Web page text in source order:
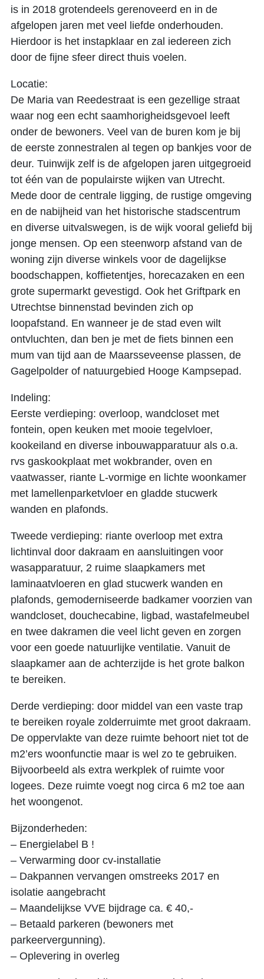
is in 2018 grotendeels gerenoveerd en in de
afgelopen jaren met veel liefde onderhouden.
Hierdoor is het instapklaar en zal iedereen zich
door de fijne sfeer direct thuis voelen.
Locatie:
De Maria van Reedestraat is een gezellige straat
waar nog een echt saamhorigheidsgevoel leeft
onder de bewoners. Veel van de buren kom je bij
de eerste zonnestralen al tegen op bankjes voor de
deur. Tuinwijk zelf is de afgelopen jaren uitgegroeid
tot één van de populairste wijken van Utrecht.
Mede door de centrale ligging, de rustige omgeving
en de nabijheid van het historische stadscentrum
en diverse uitvalswegen, is de wijk vooral geliefd bij
jonge mensen. Op een steenworp afstand van de
woning zijn diverse winkels voor de dagelijkse
boodschappen, koffietentjes, horecazaken en een
grote supermarkt gevestigd. Ook het Griftpark en
Utrechtse binnenstad bevinden zich op
loopafstand. En wanneer je de stad even wilt
ontvluchten, dan ben je met de fiets binnen een
mum van tijd aan de Maarsseveense plassen, de
Gagelpolder of natuurgebied Hooge Kampsepad.
Indeling:
Eerste verdieping: overloop, wandcloset met
fontein, open keuken met mooie tegelvloer,
kookeiland en diverse inbouwapparatuur als o.a.
rvs gaskookplaat met wokbrander, oven en
vaatwasser, riante L-vormige en lichte woonkamer
met lamellenparketvloer en gladde stucwerk
wanden en plafonds.
Tweede verdieping: riante overloop met extra
lichtinval door dakraam en aansluitingen voor
wasapparatuur, 2 ruime slaapkamers met
laminaatvloeren en glad stucwerk wanden en
plafonds, gemoderniseerde badkamer voorzien van
wandcloset, douchecabine, ligbad, wastafelmeubel
en twee dakramen die veel licht geven en zorgen
voor een goede natuurlijke ventilatie. Vanuit de
slaapkamer aan de achterzijde is het grote balkon
te bereiken.
Derde verdieping: door middel van een vaste trap
te bereiken royale zolderruimte met groot dakraam.
De oppervlakte van deze ruimte behoort niet tot de
m2’ers woonfunctie maar is wel zo te gebruiken.
Bijvoorbeeld als extra werkplek of ruimte voor
logees. Deze ruimte voegt nog circa 6 m2 toe aan
het woongenot.
Bijzonderheden:
– Energielabel B !
– Verwarming door cv-installatie
– Dakpannen vervangen omstreeks 2017 en
isolatie aangebracht
– Maandelijkse VVE bijdrage ca. € 40,-
– Betaald parkeren (bewoners met
parkeervergunning).
– Oplevering in overleg